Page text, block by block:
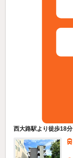
西大路駅より徒歩18